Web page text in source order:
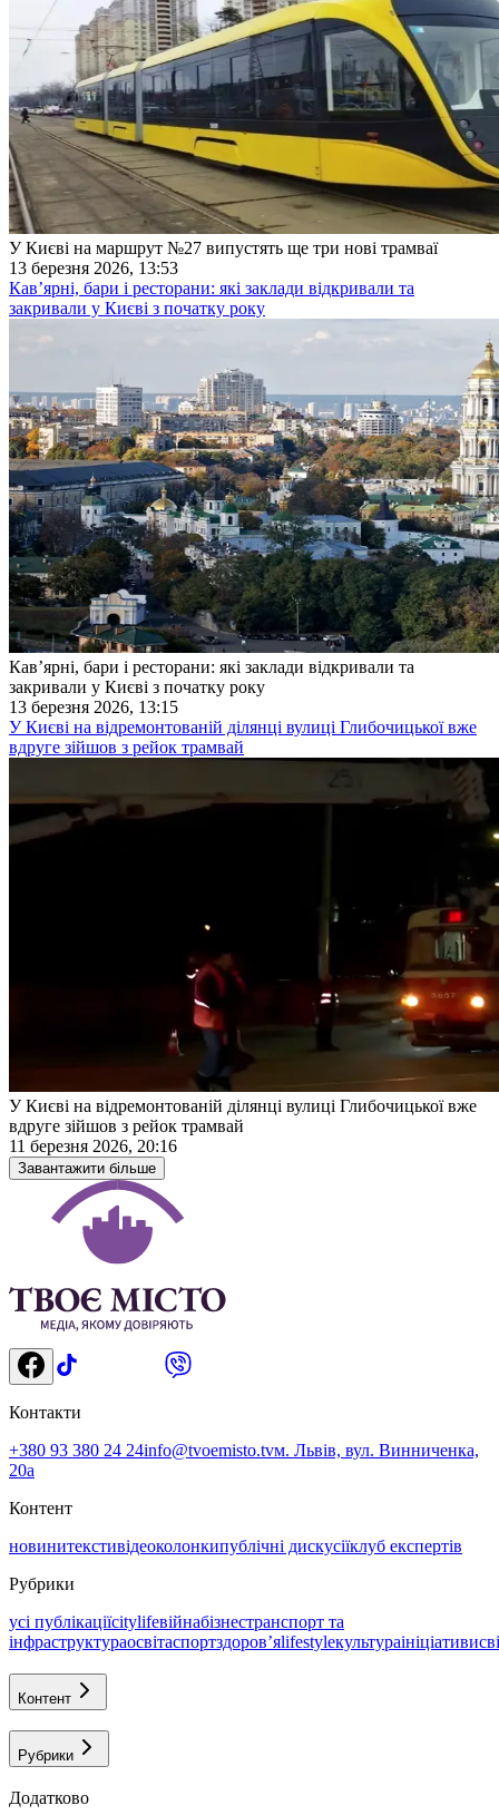
У Києві на маршрут №27 випустять ще три нові трамваї
13 березня 2026, 13:53
Кав’ярні, бари і ресторани: які заклади відкривали та
закривали у Києві з початку року
Кав’ярні, бари і ресторани: які заклади відкривали та
закривали у Києві з початку року
13 березня 2026, 13:15
У Києві на відремонтованій ділянці вулиці Глибочицької вже
вдруге зійшов з рейок трамвай
У Києві на відремонтованій ділянці вулиці Глибочицької вже
вдруге зійшов з рейок трамвай
11 березня 2026, 20:16
Завантажити більше
Контакти
+380 93 380 24 24info@tvoemisto.tvм. Львів, вул. Винниченка,
20а
Контент
новинитекстивідеоколонкипублічні дискусіїклуб експертів
Рубрики
усі публікаціїcitylifeвійнабізнестранспорт та
інфраструктураосвітаспортздоровʼяlifestyleкультураініціативи
Контент
Рубрики
Додатково